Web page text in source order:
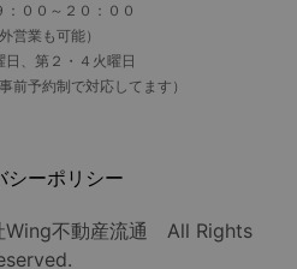
：００～２０：００
営業も可能）
日、第２・４火曜日
前予約制で対応してます）
シーポリシー
Wing不動産流通 All Rights